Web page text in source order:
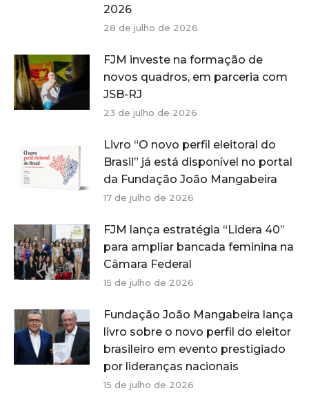
2026
28 de julho de 2026
FJM investe na formação de
novos quadros, em parceria com
JSB-RJ
23 de julho de 2026
Livro “O novo perfil eleitoral do
Brasil” já está disponível no portal
da Fundação João Mangabeira
17 de julho de 2026
FJM lança estratégia “Lidera 40”
para ampliar bancada feminina na
Câmara Federal
15 de julho de 2026
Fundação João Mangabeira lança
livro sobre o novo perfil do eleitor
brasileiro em evento prestigiado
por lideranças nacionais
15 de julho de 2026